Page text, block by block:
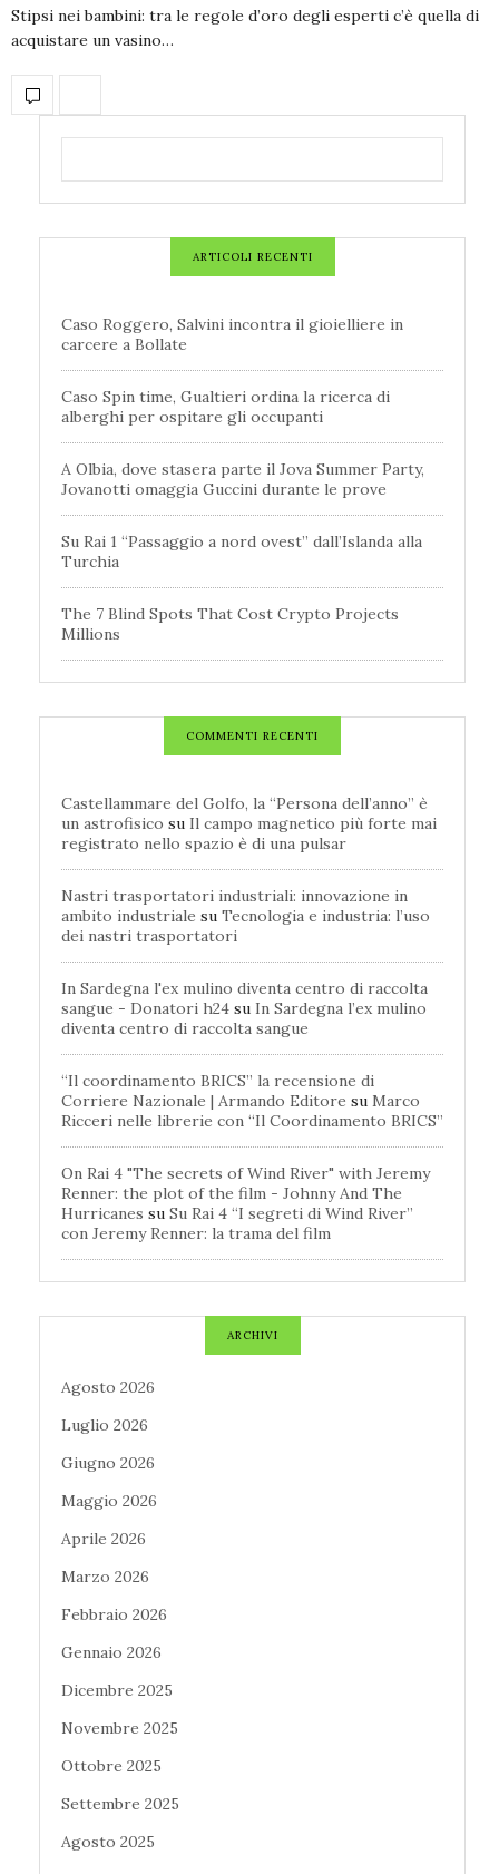
Stipsi nei bambini: tra le regole d’oro degli esperti c’è quella di
acquistare un vasino…
ARTICOLI RECENTI
Caso Roggero, Salvini incontra il gioielliere in
carcere a Bollate
Caso Spin time, Gualtieri ordina la ricerca di
alberghi per ospitare gli occupanti
A Olbia, dove stasera parte il Jova Summer Party,
Jovanotti omaggia Guccini durante le prove
Su Rai 1 “Passaggio a nord ovest” dall’Islanda alla
Turchia
The 7 Blind Spots That Cost Crypto Projects
Millions
COMMENTI RECENTI
Castellammare del Golfo, la “Persona dell’anno” è
un astrofisico su Il campo magnetico più forte mai
registrato nello spazio è di una pulsar
Nastri trasportatori industriali: innovazione in
ambito industriale su Tecnologia e industria: l’uso
dei nastri trasportatori
In Sardegna l'ex mulino diventa centro di raccolta
sangue - Donatori h24 su In Sardegna l’ex mulino
diventa centro di raccolta sangue
“Il coordinamento BRICS” la recensione di
Corriere Nazionale | Armando Editore su Marco
Ricceri nelle librerie con “Il Coordinamento BRICS”
On Rai 4 "The secrets of Wind River" with Jeremy
Renner: the plot of the film - Johnny And The
Hurricanes su Su Rai 4 “I segreti di Wind River”
con Jeremy Renner: la trama del film
ARCHIVI
Agosto 2026
Luglio 2026
Giugno 2026
Maggio 2026
Aprile 2026
Marzo 2026
Febbraio 2026
Gennaio 2026
Dicembre 2025
Novembre 2025
Ottobre 2025
Settembre 2025
Agosto 2025